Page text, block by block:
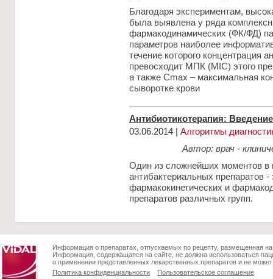
Благодаря экспериментам,
была выявлена у ряда
фармакодинамических (ФК/ФД)
параметров наиболее
течение которого концентрация
превосходит МПК (MIC) этого
а также Cmax – максимальная
сыворотке крови
Антибиотикотерапия:
03.06.2014 | Алгоритмы
Автор: врач -
Один из сложнейших моментов в
антибактериальных препаратов
фармакокинетических и
препаратов различных групп.
Информация о препаратах, отпускаемых по рецепту, размещенная
Информация, содержащаяся на сайте, не должна использоваться
о применении представленных лекарственных препаратов и не
Политика конфиденциальности
Пользовательское соглашение